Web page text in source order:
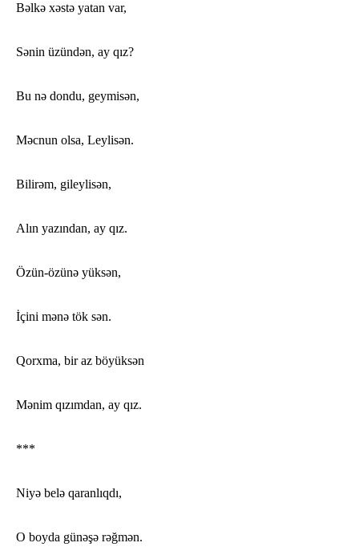
Bəlkə xəstə yatan var,
Sənin üzündən, ay qız?
Bu nə dondu, geymisən,
Məcnun olsa, Leylisən.
Bilirəm, gileylisən,
Alın yazından, ay qız.
Özün-özünə yüksən,
İçini mənə tök sən.
Qorxma, bir az böyüksən
Mənim qızımdan, ay qız.
***
Niyə belə qaranlıqdı,
O boyda günəşə rəğmən.